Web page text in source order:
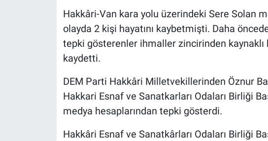
Hakkâri-Van kara yolu üzerindeki Sere Solan
olayda 2 kişi hayatını kaybetmişti. Daha
tepki gösterenler ihmaller zincirinden kaynaklı
kaydetti.
DEM Parti Hakkâri Milletvekillerinden Öznur
Hakkari Esnaf ve Sanatkarları Odaları Birliği
medya hesaplarından tepki gösterdi.
Hakkâri Esnaf ve Sanatkârları Odaları Birliği